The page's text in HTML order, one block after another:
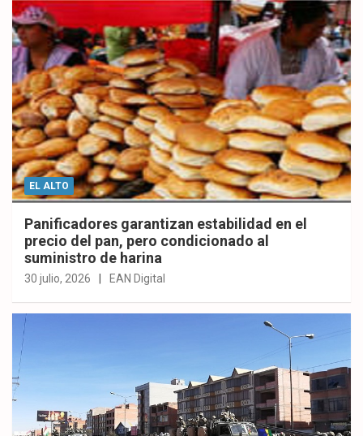
EL ALTO
Panificadores garantizan estabilidad en el
precio del pan, pero condicionado al
suministro de harina
30 julio, 2026 EAN Digital